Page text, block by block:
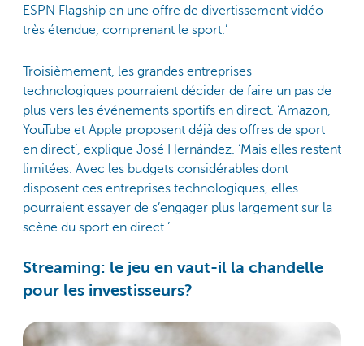
ESPN Flagship en une offre de divertissement vidéo
très étendue, comprenant le sport.’
Troisièmement, les grandes entreprises
technologiques pourraient décider de faire un pas de
plus vers les événements sportifs en direct. ‘Amazon,
YouTube et Apple proposent déjà des offres de sport
en direct’, explique José Hernández. ‘Mais elles restent
limitées. Avec les budgets considérables dont
disposent ces entreprises technologiques, elles
pourraient essayer de s’engager plus largement sur la
scène du sport en direct.’
Streaming: le jeu en vaut-il la chandelle
pour les investisseurs?